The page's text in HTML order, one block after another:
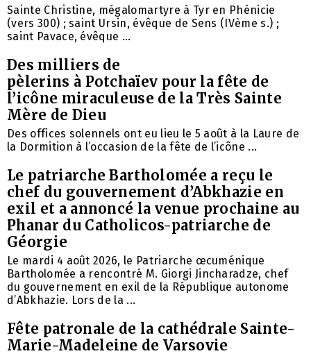
Sainte Christine, mégalomartyre à Tyr en Phénicie
(vers 300) ; saint Ursin, évêque de Sens (IVème s.) ;
saint Pavace, évêque ...
Des milliers de
pèlerins à Potchaïev pour la fête de
l’icône miraculeuse de la Très Sainte
Mère de Dieu
Des offices solennels ont eu lieu le 5 août à la Laure de
la Dormition à l’occasion de la fête de l’icône ...
Le patriarche Bartholomée a reçu le
chef du gouvernement d’Abkhazie en
exil et a annoncé la venue prochaine au
Phanar du Catholicos-patriarche de
Géorgie
Le mardi 4 août 2026, le Patriarche œcuménique
Bartholomée a rencontré M. Giorgi Jincharadze, chef
du gouvernement en exil de la République autonome
d’Abkhazie. Lors de la ...
Fête patronale de la cathédrale Sainte-
Marie-Madeleine de Varsovie